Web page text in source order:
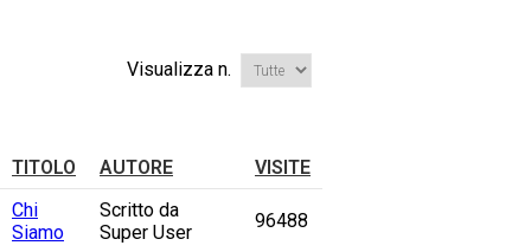
Visualizza n.
TITOLO AUTORE
VISITE
Chi
Siamo
Scritto da
Super User
96488